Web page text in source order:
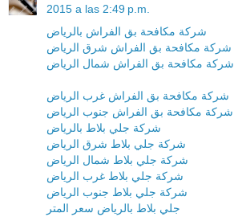
2015 a las 2:49 p.m.
شركة مكافحة بق الفراش بالرياض
شركة مكافحة بق الفراش شرق الرياض
شركة مكافحة بق الفراش شمال الرياض
شركة مكافحة بق الفراش غرب الرياض
شركة مكافحة بق الفراش جنوب الرياض
شركة جلي بلاط بالرياض
شركة جلي بلاط شرق الرياض
شركة جلي بلاط شمال الرياض
شركة جلي بلاط غرب الرياض
شركة جلي بلاط جنوب الرياض
جلي بلاط بالرياض سعر المتر